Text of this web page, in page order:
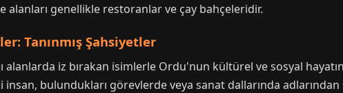
alanları genellikle restoranlar ve çay bahçeleridir.
Tanınmış Şahsiyetler
alanlarda iz bırakan isimlerle Ordu'nun kültürel ve sosyal
bulundukları görevlerde veya sanat dallarında